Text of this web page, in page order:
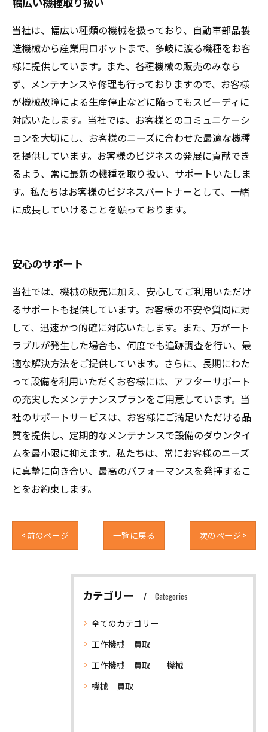
当社は、幅広い種類の機械を扱っており、自動車部品製
造機械から産業用ロボットまで、多岐に渡る機種をお客
様に提供しています。また、各種機械の販売のみなら
ず、メンテナンスや修理も行っておりますので、お客様
が機械故障による生産停止などに陥ってもスピーディに
対応いたします。当社では、お客様とのコミュニケーシ
ョンを大切にし、お客様のニーズに合わせた最適な機種
を提供しています。お客様のビジネスの発展に貢献でき
るよう、常に最新の機種を取り扱い、サポートいたしま
す。私たちはお客様のビジネスパートナーとして、一緒
に成長していけることを願っております。
安心のサポート
当社では、機械の販売に加え、安心してご利用いただけ
るサポートも提供しています。お客様の不安や質問に対
して、迅速かつ的確に対応いたします。また、万が一ト
ラブルが発生した場合も、何度でも追跡調査を行い、最
適な解決方法をご提供しています。さらに、長期にわた
って設備を利用いただくお客様には、アフターサポート
の充実したメンテナンスプランをご用意しています。当
社のサポートサービスは、お客様にご満足いただける品
質を提供し、定期的なメンテナンスで設備のダウンタイ
ムを最小限に抑えます。私たちは、常にお客様のニーズ
に真摯に向き合い、最高のパフォーマンスを発揮するこ
とをお約束します。
< 前のページ 一覧に戻る 次のページ >
カテゴリー Categories
全てのカテゴリー
工作機械 買取
工作機械 買取 機械
機械 買取